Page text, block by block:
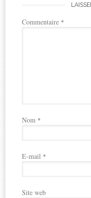
Commentaire *
Nom *
E-mail *
Site web